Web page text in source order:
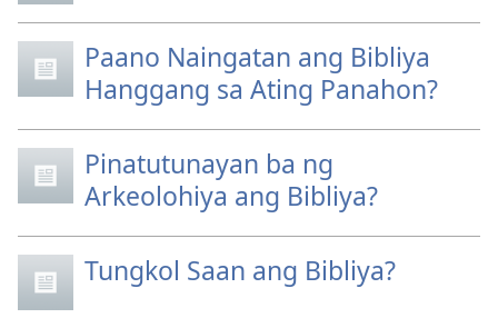
Paano Naingatan ang Bibliya
Hanggang sa Ating Panahon?
Pinatutunayan ba ng
Arkeolohiya ang Bibliya?
Tungkol Saan ang Bibliya?